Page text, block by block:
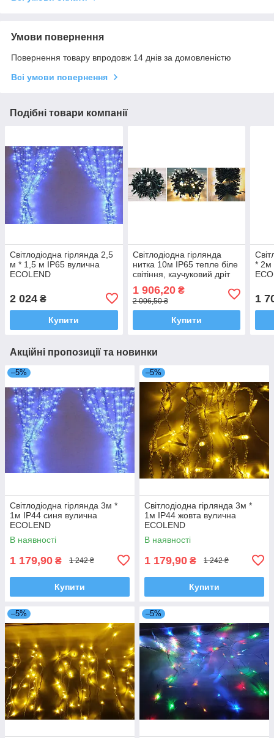
Умови повернення
Повернення товару впродовж 14 днів за домовленістю
Всі умови повернення
Подібні товари компанії
Світлодіодна гірлянда 2,5
м * 1,5 м IP65 вулична
ECOLEND
2 024 ₴
Купити
Світлодіодна гірлянда
нитка 10м IP65 тепле біле
світіння, каучуковий дріт
1 906,20₴
2 006,50 ₴
Купити
* 2м
1
Акційні пропозиції та новинки
–5%
Світлодіодна гірлянда 3м *
1м IP44 синя вулична
ECOLEND
В наявності
1 179,90 ₴ 1 242 ₴
Купити
–5%
Світлодіодна гірлянда 3м *
1м IP44 жовта вулична
ECOLEND
В наявності
1 179,90 ₴ 1 242 ₴
Купити
–5% –5%